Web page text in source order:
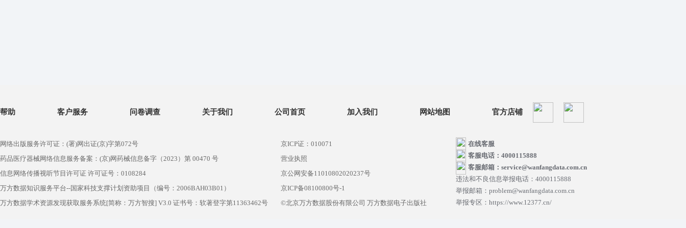
帮助 客户服务 问卷调查 关于我们 公司首页 加入我们 网站地图 官方店铺
网络出版服务许可证：(署)网出证(京)字第072号
药品医疗器械网络信息服务备案：(京)网药械信息备字（2023）第 00470 号
信息网络传播视听节目许可证 许可证号：0108284
万方数据知识服务平台--国家科技支撑计划资助项目（编号：2006BAH03B01）
万方数据学术资源发现获取服务系统[简称：万方智搜] V3.0 证书号：软著登字第11363462号
京ICP证：010071
营业执照
京公网安备11010802020237号
京ICP备08100800号-1
©北京万方数据股份有限公司 万方数据电子出版社
在线客服
客服电话：4000115888
客服邮箱：service@wanfangdata.com.cn
违法和不良信息举报电话：4000115888
举报邮箱：problem@wanfangdata.com.cn
举报专区：https://www.12377.cn/